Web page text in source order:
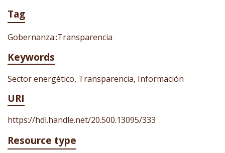
Tag
Gobernanza::Transparencia
Keywords
Sector energético, Transparencia, Información
URI
https://hdl.handle.net/20.500.13095/333
Resource type